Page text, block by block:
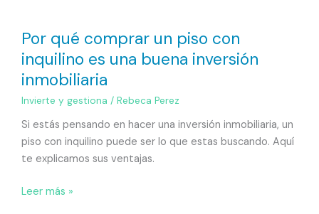
Por qué comprar un piso con
inquilino es una buena inversión
inmobiliaria
Invierte y gestiona / Rebeca Perez
Si estás pensando en hacer una inversión inmobiliaria, un
piso con inquilino puede ser lo que estas buscando. Aquí
te explicamos sus ventajas.
Leer más »